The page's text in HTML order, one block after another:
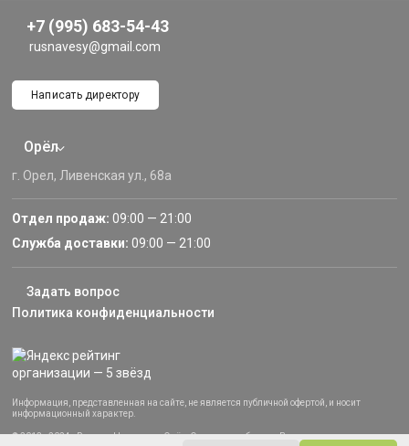
+7 (995) 683-54-43
rusnavesy@gmail.com
Написать директору
Орёл
г. Орел, Ливенская ул., 68а
Отдел продаж: 09:00 — 21:00
Служба доставки: 09:00 — 21:00
Задать вопрос
Политика конфиденциальности
Информация, представленная на сайте, не является публичной офертой, и носит
информационный характер.
© 2013–2024 «Русские Навесы» — Орёл, Орловская область. Все права защищены.